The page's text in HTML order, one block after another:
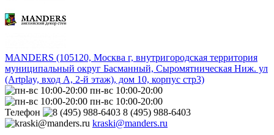
MANDERS (105120, Москва г, внутригородская территория
муниципальный округ Басманный, Сыромятническая Ниж. ул
(Artplay, вход А, 2-й этаж), дом 10, корпус стр3)
пн-вс 10:00-20:00
пн-вс 10:00-20:00
Телефон
8 (495) 988-6403
kraski@manders.ru